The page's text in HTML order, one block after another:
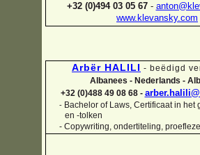
+32 (0)494 03 05 67-
www.klevansky.com
Arbër HALILI - beëdigd
Albanees -Nederlands -
+32 (0)488 49 08 68 -
- Bachelor of Laws, Certificaat in het
en -tolken
- Copywriting, ondertiteling,